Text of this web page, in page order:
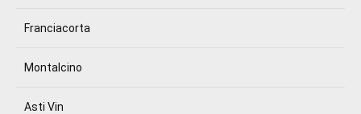
Franciacorta
Montalcino
Asti Vin